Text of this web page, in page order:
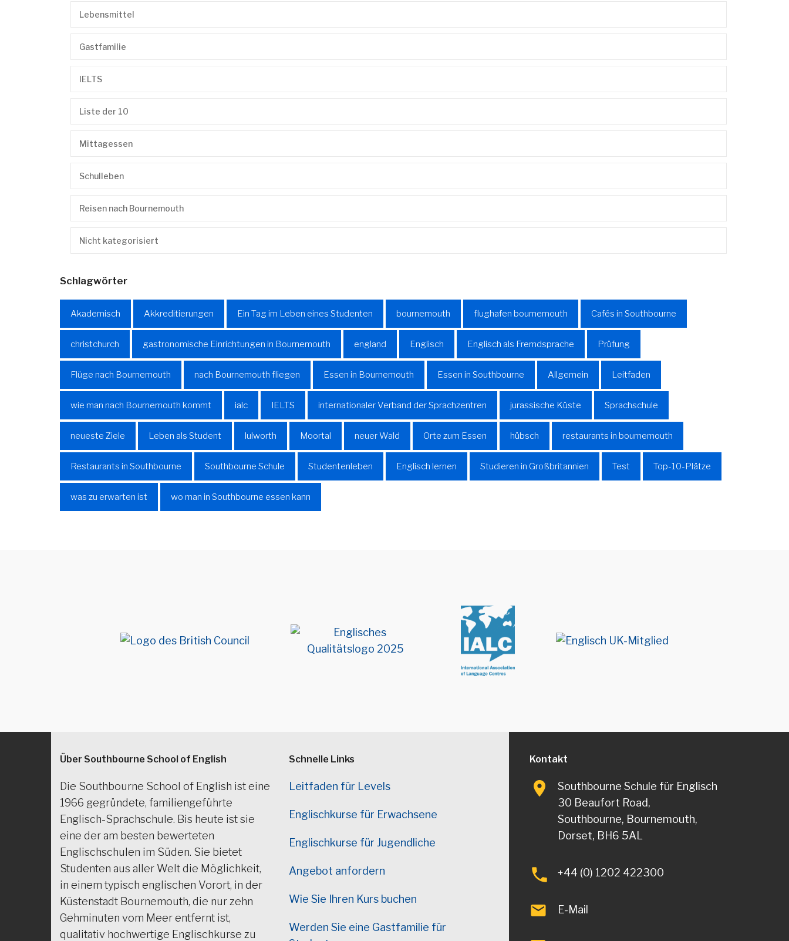
Lebensmittel
Gastfamilie
IELTS
Liste der 10
Mittagessen
Schulleben
Reisen nach Bournemouth
Nicht kategorisiert
Schlagwörter
Akademisch Akkreditierungen Ein Tag im Leben eines Studenten bournemouth flughafen bournemouth Cafés in Southbourne
christchurch gastronomische Einrichtungen in Bournemouth england Englisch Englisch als Fremdsprache Prüfung
Flüge nach Bournemouth nach Bournemouth fliegen Essen in Bournemouth Essen in Southbourne Allgemein Leitfaden
wie man nach Bournemouth kommt ialc IELTS internationaler Verband der Sprachzentren jurassische Küste Sprachschule
neueste Ziele Leben als Student lulworth Moortal neuer Wald Orte zum Essen hübsch restaurants in bournemouth
Restaurants in Southbourne Southbourne Schule Studentenleben Englisch lernen Studieren in Großbritannien Test Top-10-Plätze
was zu erwarten ist wo man in Southbourne essen kann
Über Southbourne School of English
Die Southbourne School of English ist eine
1966 gegründete, familiengeführte
Englisch-Sprachschule. Bis heute ist sie
eine der am besten bewerteten
Englischschulen im Süden. Sie bietet
Studenten aus aller Welt die Möglichkeit,
in einem typisch englischen Vorort, in der
Küstenstadt Bournemouth, die nur zehn
Gehminuten vom Meer entfernt ist,
qualitativ hochwertige Englischkurse zu
Schnelle Links
Leitfaden für Levels
Englischkurse für Erwachsene
Englischkurse für Jugendliche
Angebot anfordern
Wie Sie Ihren Kurs buchen
Werden Sie eine Gastfamilie für
Kontakt
Southbourne Schule für Englisch
30 Beaufort Road,
Southbourne, Bournemouth,
Dorset, BH6 5AL
+44 (0) 1202 422300
E-Mail